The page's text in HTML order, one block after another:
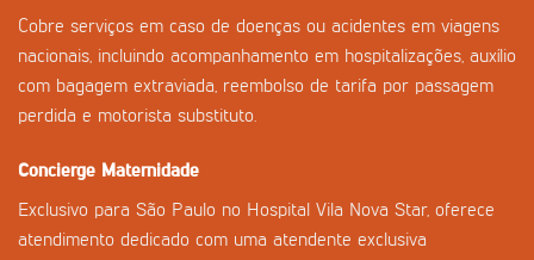
Cobre serviços em caso de doenças ou acidentes em viagens
nacionais, incluindo acompanhamento em hospitalizações, auxílio
com bagagem extraviada, reembolso de tarifa por passagem
perdida e motorista substituto.
Concierge Maternidade
Exclusivo para São Paulo no Hospital Vila Nova Star, oferece
atendimento dedicado com uma atendente exclusiva